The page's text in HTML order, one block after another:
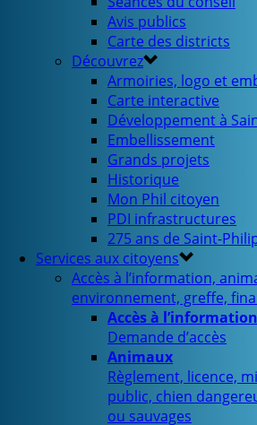
Avis publics
Carte des districts
Découvrez
Armoiries, logo et
Carte interactive
Développement à
Embellissement
Grands projets
Historique
Mon Phil citoyen
PDI infrastructures
275 ans de Saint-
Services aux citoyens
Accès à l’information,
environnement, greffe,
Accès à l’information
Demande d’accès
Animaux
Règlement, licence,
public, chien
ou sauvages